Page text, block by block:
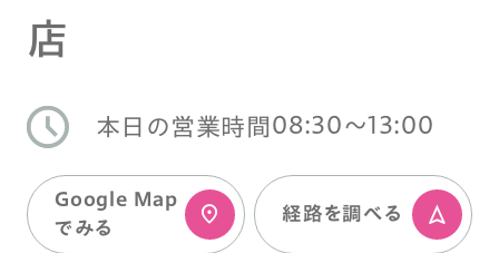
店
本日の営業時間 08:30〜13:00
Google Map
でみる
経路を調べる